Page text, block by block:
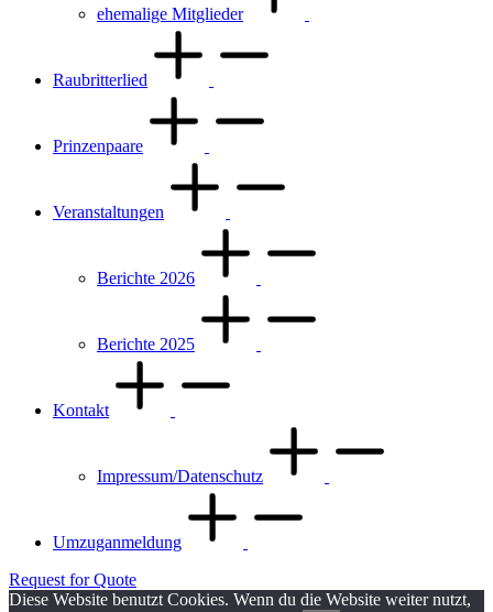
ehemalige Mitglieder
Raubritterlied
Prinzenpaare
Veranstaltungen
Berichte 2026
Berichte 2025
Kontakt
Impressum/Datenschutz
Umzuganmeldung
Request for Quote
Diese Website benutzt Cookies. Wenn du die Website weiter nutzt,